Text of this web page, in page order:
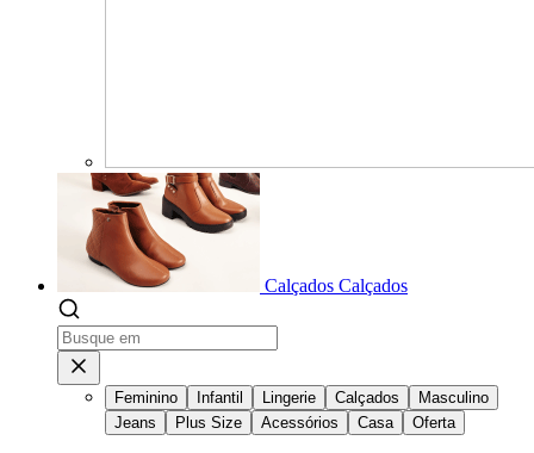
Calçados Calçados
Feminino Infantil Lingerie Calçados
Masculino
Jeans
Plus Size Acessórios Casa Oferta